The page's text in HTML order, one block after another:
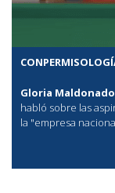
Gloria
habló sobre las
la "empresa